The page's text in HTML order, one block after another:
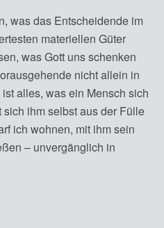
was das Entscheidende im
materiellen Güter
was Gott uns schenken
nicht allein in
alles, was ein Mensch sich
ihm selbst aus der Fülle
ich wohnen, mit ihm sein
– unvergänglich in